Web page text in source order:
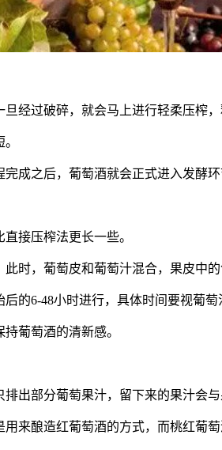
经过破碎，就会马上进行轻柔压榨，
成之后，葡萄酒就会正式进入发酵环
接压榨法更长一些。
时，葡萄皮和葡萄汁混合，果皮中
的6-48小时进行，具体时间要视葡萄
葡萄酒的清新感。
出部分葡萄果汁，留下来的果汁会
来酿造红葡萄酒的方式，而桃红葡萄